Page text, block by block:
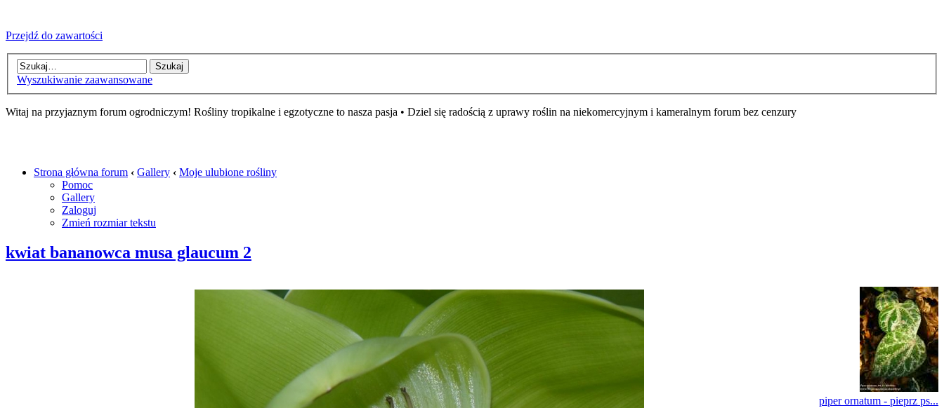
Przejdź do zawartości
Wyszukiwanie zaawansowane
Witaj na przyjaznym forum ogrodniczym! Rośliny tropikalne i egzotyczne to nasza pasja • Dziel się radością z uprawy roślin na niekomercyjnym i kameralnym forum bez cenzury
Strona główna forum ‹ Gallery ‹ Moje ulubione rośliny
Pomoc
Gallery
Zaloguj
Zmień rozmiar tekstu
kwiat bananowca musa glaucum 2
piper ornatum - pieprz ps...